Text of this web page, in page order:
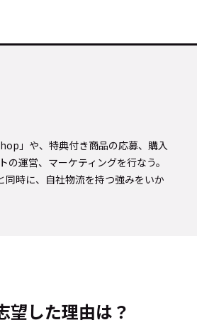
」や、特典付き商品の応募、購入
運営、マーケティングを行なう。
同時に、自社物流を持つ強みをいか
望した理由は？